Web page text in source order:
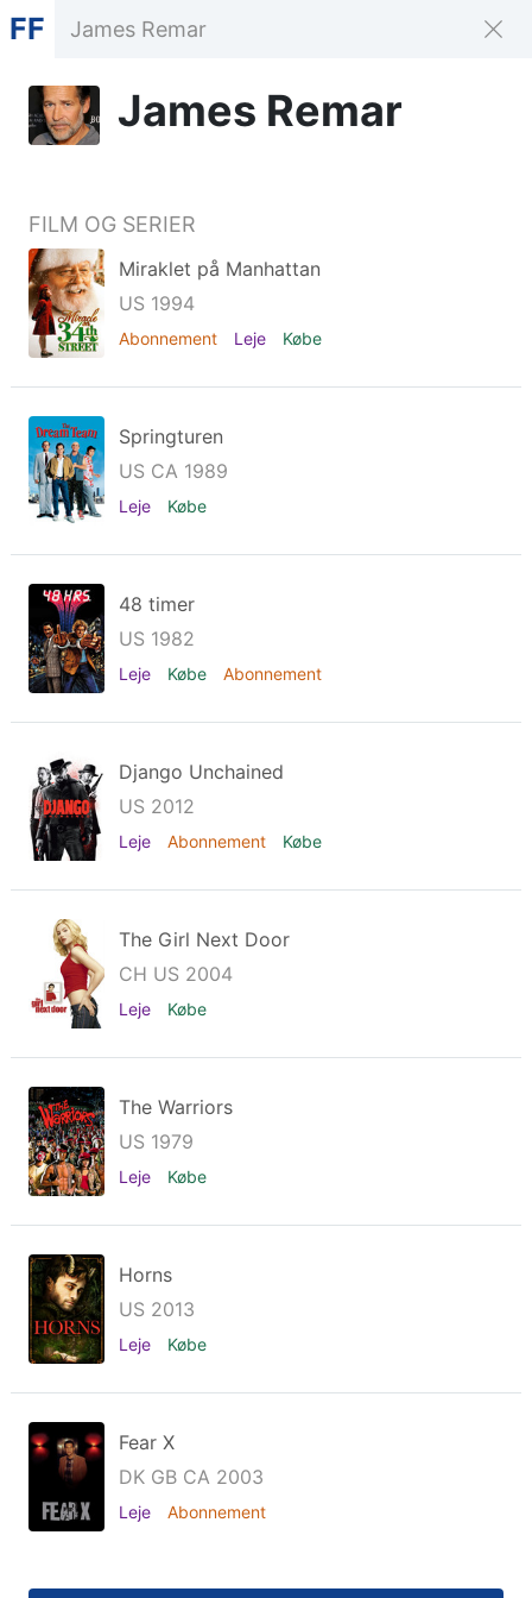
FF
James Remar
FILM OG SERIER
Miraklet på Manhattan
US 1994
Abonnement Leje Købe
Springturen
US CA 1989
Leje Købe
48 timer
US 1982
Leje Købe Abonnement
Django Unchained
US 2012
Leje Abonnement Købe
The Girl Next Door
CH US 2004
Leje Købe
The Warriors
US 1979
Leje Købe
Horns
US 2013
Leje Købe
Fear X
DK GB CA 2003
Leje Abonnement